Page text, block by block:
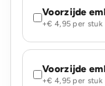
Voorzijde
+€ 4,95 per stuk
Voorzijde
+€ 4,95 per stuk